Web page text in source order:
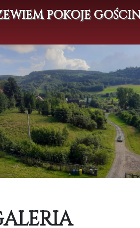
POKOJE